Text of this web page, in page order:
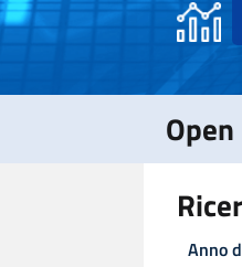
Anno